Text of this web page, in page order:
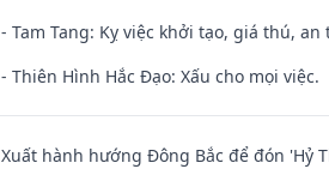
- Tam Tang: Kỵ việc khởi tạo, giá thú, an
- Thiên Hình Hắc Đạo: Xấu cho mọi việc.
Xuất hành hướng Đông Bắc để đón 'Hỷ